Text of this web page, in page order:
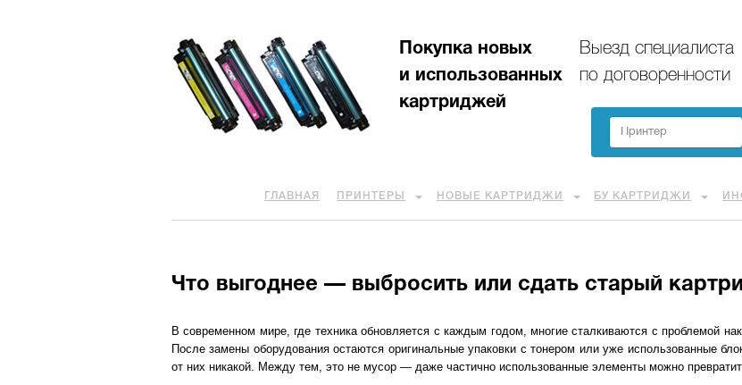
Покупка новых
и использованных
картриджей
Выезд специалиста
по договоренности
ГЛАВНАЯ ПРИНТЕРЫ НОВЫЕ КАРТРИДЖИ БУ КАРТРИДЖИ
Что выгоднее — выбросить или сдать старый
В современном мире, где техника обновляется с каждым годом, многие сталкиваются с проблемой
После замены оборудования остаются оригинальные упаковки с тонером или уже использованные
от них никакой. Между тем, это не мусор — даже частично использованные элементы можно